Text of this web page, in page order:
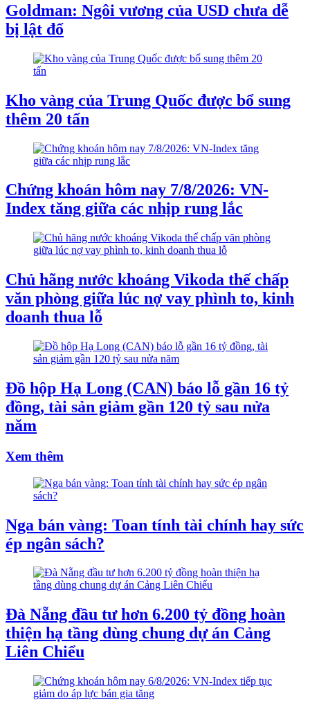
Goldman: Ngôi vương của USD chưa dễ
bị lật đổ
Kho vàng của Trung Quốc được bổ sung
thêm 20 tấn
Chứng khoán hôm nay 7/8/2026: VN-
Index tăng giữa các nhịp rung lắc
Chủ hãng nước khoáng Vikoda thế chấp
văn phòng giữa lúc nợ vay phình to, kinh
doanh thua lỗ
Đồ hộp Hạ Long (CAN) báo lỗ gần 16 tỷ
đồng, tài sản giảm gần 120 tỷ sau nửa
năm
Xem thêm
Nga bán vàng: Toan tính tài chính hay sức
ép ngân sách?
Đà Nẵng đầu tư hơn 6.200 tỷ đồng hoàn
thiện hạ tầng dùng chung dự án Cảng
Liên Chiểu